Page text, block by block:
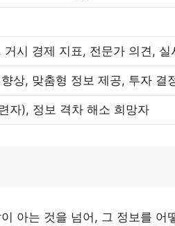
시 경제 지표, 전문가 의견, 실
상, 맞춤형 정보 제공, 투자 결
자), 정보 격차 해소 희망자
아는 것을 넘어, 그 정보를 어